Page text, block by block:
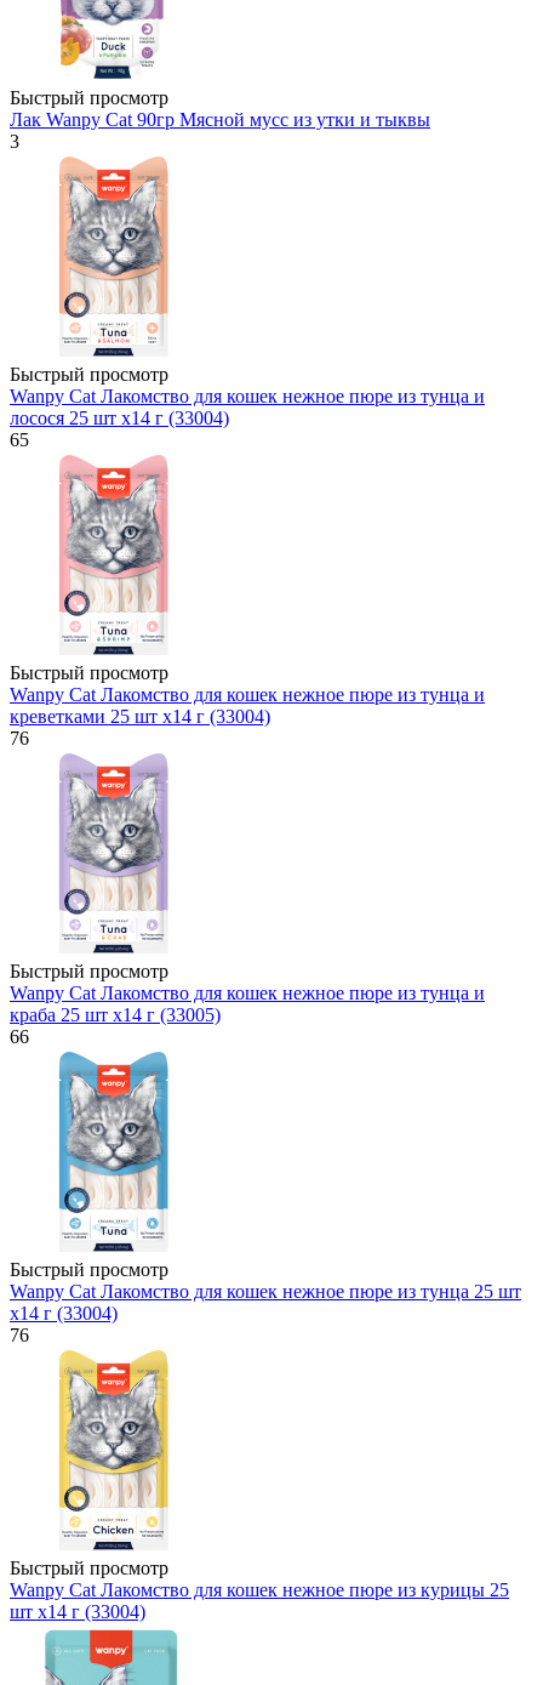
Быстрый просмотр
Лак Wanpy Cat 90гр Мясной мусс из утки и тыквы
3
Быстрый просмотр
Wanpy Cat Лакомство для кошек нежное пюре из тунца и
лосося 25 шт х14 г (33004)
65
Быстрый просмотр
Wanpy Cat Лакомство для кошек нежное пюре из тунца и
креветками 25 шт х14 г (33004)
76
Быстрый просмотр
Wanpy Cat Лакомство для кошек нежное пюре из тунца и
краба 25 шт х14 г (33005)
66
Быстрый просмотр
Wanpy Cat Лакомство для кошек нежное пюре из тунца 25 шт
х14 г (33004)
76
Быстрый просмотр
Wanpy Cat Лакомство для кошек нежное пюре из курицы 25
шт х14 г (33004)